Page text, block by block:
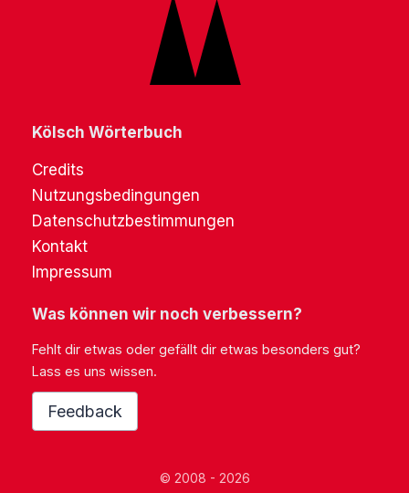
Kölsch Wörterbuch
Credits
Nutzungsbedingungen
Datenschutzbestimmungen
Kontakt
Impressum
Was können wir noch verbessern?
Fehlt dir etwas oder gefällt dir etwas besonders gut?
Lass es uns wissen.
Feedback
© 2008 - 2026